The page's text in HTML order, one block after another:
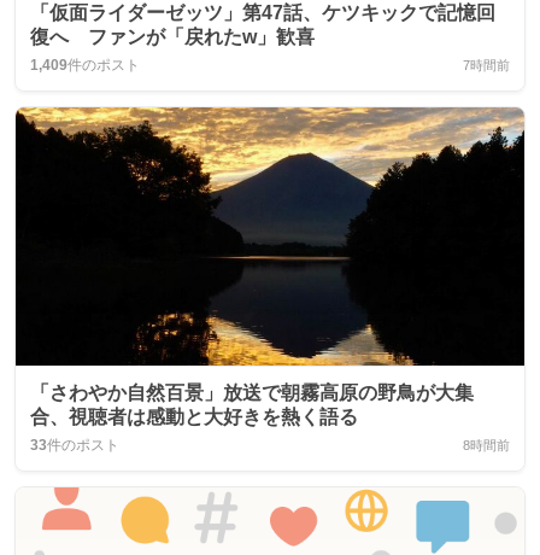
「仮面ライダーゼッツ」第47話、ケツキックで記憶回
復へ ファンが「戻れたw」歓喜
1,409件のポスト 7時間前
「さわやか自然百景」放送で朝霧高原の野鳥が大集
合、視聴者は感動と大好きを熱く語る
33件のポスト 8時間前